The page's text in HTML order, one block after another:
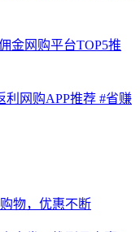
金网购平台TOP5推
利网购APP推荐 #省赚
物，优惠不断